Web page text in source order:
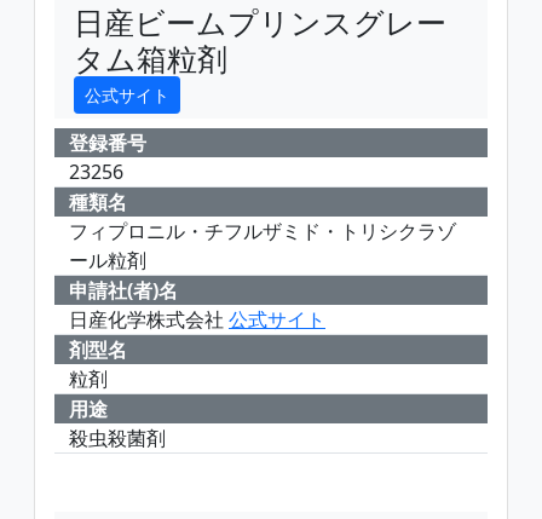
日産ビームプリンスグレー
タム箱粒剤
公式サイト
登録番号
23256
種類名
フィプロニル・チフルザミド・トリシクラゾ
ール粒剤
申請社(者)名
日産化学株式会社 公式サイト
剤型名
粒剤
用途
殺虫殺菌剤